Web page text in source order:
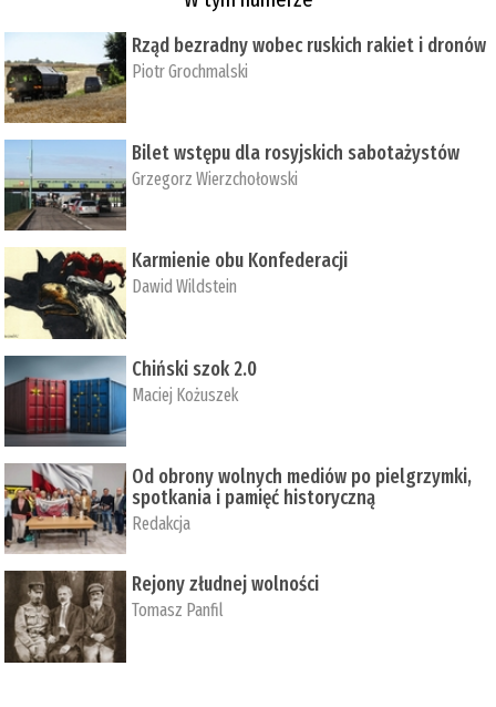
Rząd bezradny wobec ruskich rakiet i dronów
Piotr Grochmalski
Bilet wstępu dla rosyjskich sabotażystów
Grzegorz Wierzchołowski
Karmienie obu Konfederacji
Dawid Wildstein
Chiński szok 2.0
Maciej Kożuszek
Od obrony wolnych mediów po pielgrzymki,
spotkania i pamięć historyczną
Redakcja
Rejony złudnej wolności
Tomasz Panfil